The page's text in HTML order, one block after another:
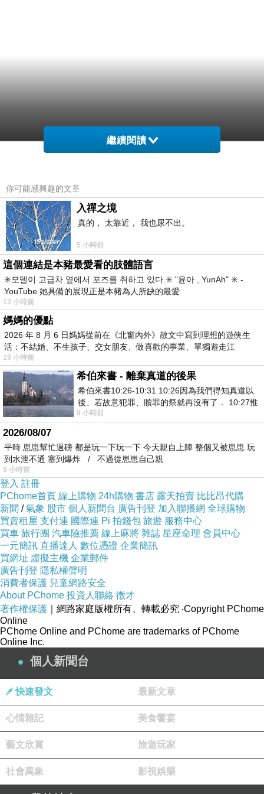
繼續閱讀
你可能感興趣的文章
入禪之境
真的， 太靠近， 我也尿不出。
5 小時前
這個連結是本豬最愛看的肢體語言
✳️모델이 고급차 옆에서 포즈를 취하고 있다.✳️ "윤아 , YunAh" ✳️ -
YouTube 她具備的展現正是本豬為人所缺的最愛
13 小時前
媽媽的優點
2026 年 8 月 6 日媽媽從前在《北窗內外》散文中寫到理想的遊俠生
活：不結婚、不生孩子、交女朋友、做喜歡的事業、單獨遊走江
湖⋯⋯，
19 小時前
希伯來書 - 離棄真道的後果
希伯來書10:26-10:31 10:26因為我們得知真道以
後、若故意犯罪、贖罪的祭就再沒有了． 10:27惟
有戰懼等候審判和那燒滅眾敵人的烈火
9 小時前
2026/08/07
平時 崽崽幫忙過磅 都是玩一下玩一下 今天親自上陣 整個又被崽崽 玩
到水泄不通 塞到爆炸 / 不過從崽崽自己親
9 小時前
登入 註冊
PChome首頁 線上購物 24h購物 書店 露天拍賣 比比昂代購
新聞 /氣象 股市 個人新聞台 廣告刊登 加入聯播網 全球購物
買賣租屋 支付連 國際連 Pi 拍錢包 旅遊 服務中心
買車 旅行團 汽車險推薦 線上麻將 雜誌 星座命理 會員中心
一元簡訊 直播達人 數位憑證 企業簡訊
買網址 虛擬主機 企業郵件
廣告刊登 隱私權聲明
消費者保護 兒童網路安全
About PChome 投資人聯絡 徵才
著作權保護 ｜網路家庭版權所有、轉載必究 ‧Copyright PChome
Online
PChome Online and PChome are trademarks of PChome
Online Inc.
個人新聞台
快速發文 最新文章
心情雜記 美食饗宴
藝文欣賞 旅遊玩家
社會萬象 影視娛樂